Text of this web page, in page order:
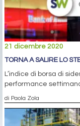
21 dicembre 2020
TORNA A SALIRE LO
L’indice di borsa di
performance
di Paola Zola